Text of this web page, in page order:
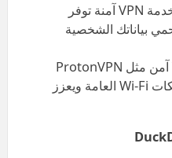
: ProtonVPN هو خدمة VPN آمنة توفر
بياناتك الشخصية
: استخدام VPN آمن مثل ProtonVPN
يحمي بياناتك عند الاتصال بشبكات Wi-Fi العامة ويعزز